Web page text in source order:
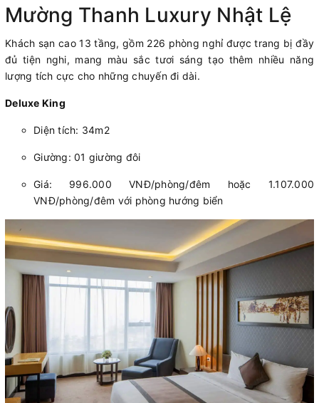
Mường Thanh Luxury Nhật Lệ
Khách sạn cao 13 tầng, gồm 226 phòng nghỉ được trang bị đầy
đủ tiện nghi, mang màu sắc tươi sáng tạo thêm nhiều năng
lượng tích cực cho những chuyến đi dài.
Deluxe King
Diện tích: 34m2
Giường: 01 giường đôi
Giá: 996.000 VNĐ/phòng/đêm hoặc 1.107.000
VNĐ/phòng/đêm với phòng hướng biển